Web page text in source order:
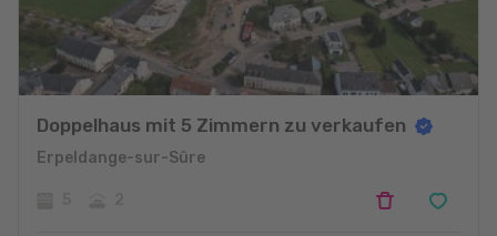
Doppelhaus mit 5 Zimmern zu verkaufen
Erpeldange-sur-Sûre